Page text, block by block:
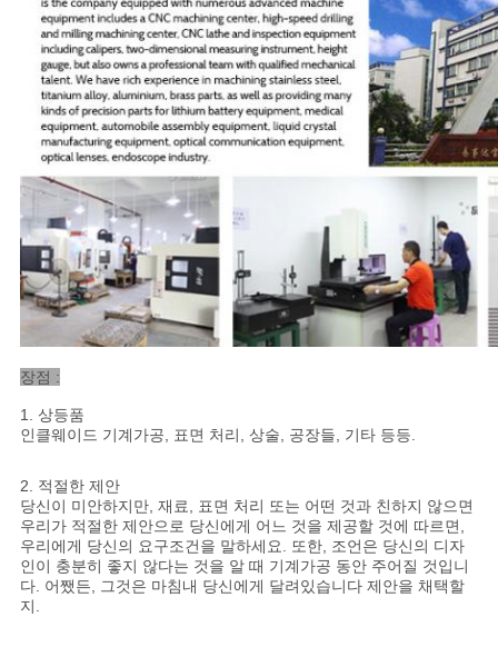
장점 :
1. 상등품
인클웨이드 기계가공, 표면 처리, 상술, 공장들, 기타 등등.
2. 적절한 제안
당신이 미안하지만, 재료, 표면 처리 또는 어떤 것과 친하지 않으면
우리가 적절한 제안으로 당신에게 어느 것을 제공할 것에 따르면,
우리에게 당신의 요구조건을 말하세요. 또한, 조언은 당신의 디자
인이 충분히 좋지 않다는 것을 알 때 기계가공 동안 주어질 것입니
다. 어쨌든, 그것은 마침내 당신에게 달려있습니다 제안을 채택할
지.